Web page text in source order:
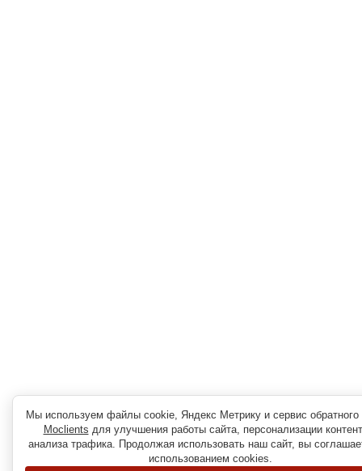
Мы используем файлы cookie, Яндекс Метрику и сервис обратного
Moclients для улучшения работы сайта, персонализации
анализа трафика. Продолжая использовать наш сайт, вы
использованием cookies.